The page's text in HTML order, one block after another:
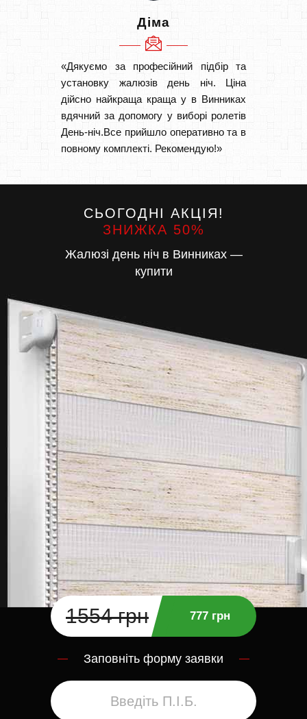
Діма
«Дякуємо за професійний підбір та
установку жалюзів день ніч. Ціна
дійсно найкраща краща у в Винниках
вдячний за допомогу у виборі ролетів
День-ніч.Все прийшло оперативно та в
повному комплекті. Рекомендую!»
СЬОГОДНІ АКЦІЯ!
ЗНИЖКА 50%
Жалюзі день ніч в Винниках —
купити
1554 грн 777 грн
Заповніть форму заявки